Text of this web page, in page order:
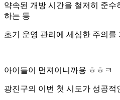
약속된 개방 시간을 철저히 준수
하는 등
초기 운영 관리에 세심한 주의를
아이들이 먼져이니까용 ㅎㅎㅋ
광진구의 이번 첫 시도가 성공적